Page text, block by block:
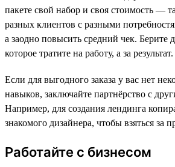
пакете свой набор и своя стоимость —
разных клиентов с разными
а заодно повысить средний чек. Берите
которое тратите на работу, а за результат.
Если для выгодного заказа у вас нет
навыков, заключайте партнёрство с
Например, для создания лендинга
знакомого дизайнера, чтобы взяться за
Работайте с бизнесом